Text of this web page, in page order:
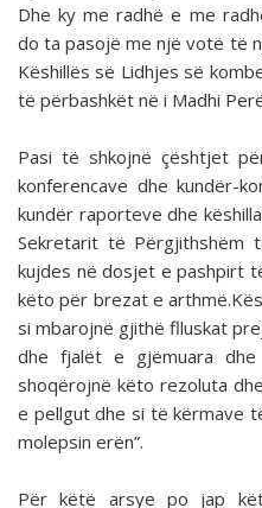
Dhe ky me radhë e me
do ta pasojë me një votë të
Këshillës së Lidhjes së
të përbashkët në i Madhi
Pasi të shkojnë çështjet
konferencave dhe kundër-
kundër raporteve dhe
Sekretarit të Përgjithshëm
kujdes në dosjet e pashpirt
këto për brezat e
si mbarojnë gjithë flluskat
dhe fjalët e gjëmuara
shoqërojnë këto rezoluta
e pellgut dhe si të kërmave
molepsin erën”.
Për këtë arsye po jap